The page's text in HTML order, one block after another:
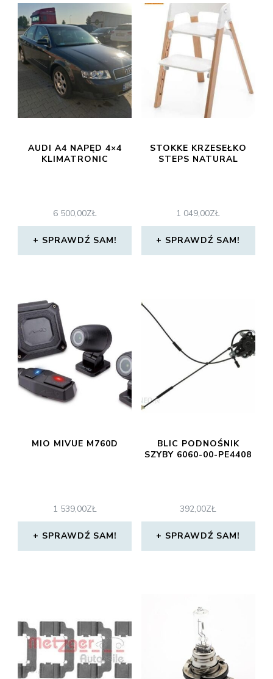
AUDI A4 NAPĘD 4×4
KLIMATRONIC
6 500,00ZŁ
SPRAWDŹ SAM!
STOKKE KRZESEŁKO
STEPS NATURAL
1 049,00ZŁ
SPRAWDŹ SAM!
MIO MIVUE M760D
1 539,00ZŁ
SPRAWDŹ SAM!
BLIC PODNOŚNIK
SZYBY 6060-00-PE4408
392,00ZŁ
SPRAWDŹ SAM!